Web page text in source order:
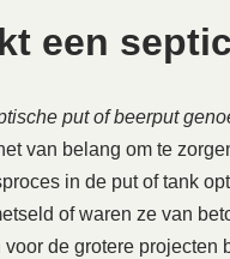
een
put of beerput
van belang om te
in de put of tank
of waren ze van
voor de grotere projecten